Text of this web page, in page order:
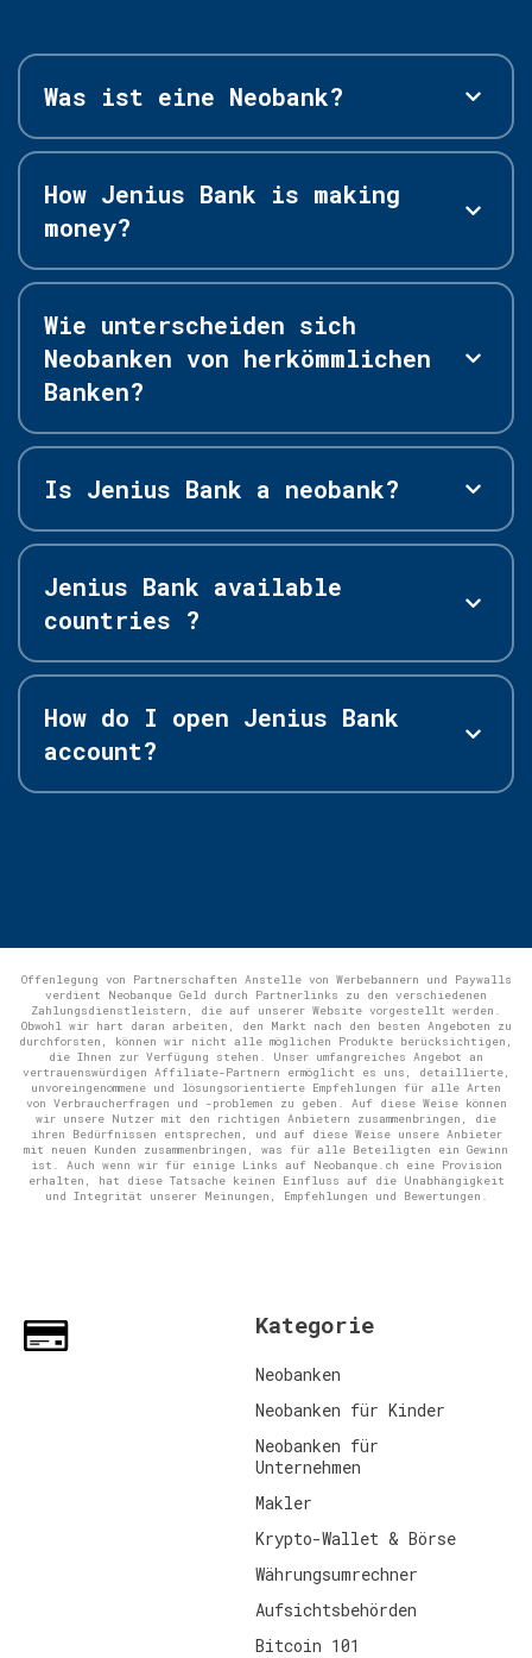
Was ist eine Neobank?
How Jenius Bank is making
money?
Wie unterscheiden sich
Neobanken von herkömmlichen
Banken?
Is Jenius Bank a neobank?
Jenius Bank available
countries ?
How do I open Jenius Bank
account?
Offenlegung von Partnerschaften Anstelle von Werbebannern und Paywalls
verdient Neobanque Geld durch Partnerlinks zu den verschiedenen
Zahlungsdienstleistern, die auf unserer Website vorgestellt werden.
Obwohl wir hart daran arbeiten, den Markt nach den besten Angeboten zu
durchforsten, können wir nicht alle möglichen Produkte berücksichtigen,
die Ihnen zur Verfügung stehen. Unser umfangreiches Angebot an
vertrauenswürdigen Affiliate-Partnern ermöglicht es uns, detaillierte,
unvoreingenommene und lösungsorientierte Empfehlungen für alle Arten
von Verbraucherfragen und -problemen zu geben. Auf diese Weise können
wir unsere Nutzer mit den richtigen Anbietern zusammenbringen, die
ihren Bedürfnissen entsprechen, und auf diese Weise unsere Anbieter
mit neuen Kunden zusammenbringen, was für alle Beteiligten ein Gewinn
ist. Auch wenn wir für einige Links auf Neobanque.ch eine Provision
erhalten, hat diese Tatsache keinen Einfluss auf die Unabhängigkeit
und Integrität unserer Meinungen, Empfehlungen und Bewertungen.
Kategorie
Neobanken
Neobanken für Kinder
Neobanken für
Unternehmen
Makler
Krypto-Wallet & Börse
Währungsumrechner
Aufsichtsbehörden
Bitcoin 101